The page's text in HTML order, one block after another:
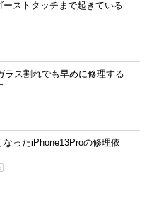
ーストタッチまで起きている
ラス割れでも早めに修理する
なったiPhone13Proの修理依